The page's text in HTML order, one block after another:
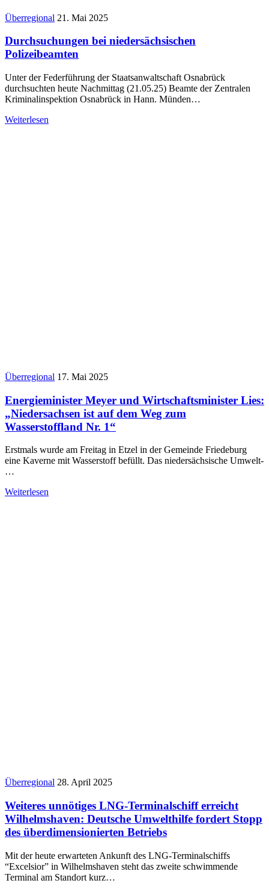
Überregional 21. Mai 2025
Durchsuchungen bei niedersächsischen
Polizeibeamten
Unter der Federführung der Staatsanwaltschaft Osnabrück
durchsuchten heute Nachmittag (21.05.25) Beamte der Zentralen
Kriminalinspektion Osnabrück in Hann. Münden…
Weiterlesen
Überregional 17. Mai 2025
Energieminister Meyer und Wirtschaftsminister Lies:
„Niedersachsen ist auf dem Weg zum
Wasserstoffland Nr. 1“
Erstmals wurde am Freitag in Etzel in der Gemeinde Friedeburg
eine Kaverne mit Wasserstoff befüllt. Das niedersächsische Umwelt-
…
Weiterlesen
Überregional 28. April 2025
Weiteres unnötiges LNG-Terminalschiff erreicht
Wilhelmshaven: Deutsche Umwelthilfe fordert Stopp
des überdimensionierten Betriebs
Mit der heute erwarteten Ankunft des LNG-Terminalschiffs
“Excelsior” in Wilhelmshaven steht das zweite schwimmende
Terminal am Standort kurz…